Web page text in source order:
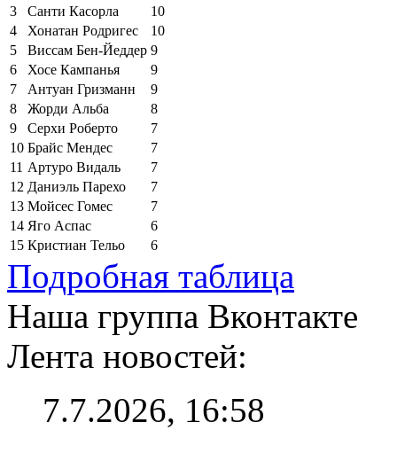
3
Санти Касорла
10
4
Хонатан Родригес
10
5
Виссам Бен-Йеддер 9
6
Хосе Кампанья
9
7
Антуан Гризманн
9
8
Жорди Альба
8
9
Серхи Роберто
7
10 Брайс Мендес
7
11 Артуро Видаль
7
12 Даниэль Парехо
7
13 Мойсес Гомес
7
14 Яго Аспас
6
15 Кристиан Тельо 6
Подробная таблица
Наша группа Вконтакте
Лента новостей:
7.7.2026, 16:58